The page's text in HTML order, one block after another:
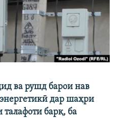
ва рушд барои нав
дар шаҳри
талафоти барқ, ба